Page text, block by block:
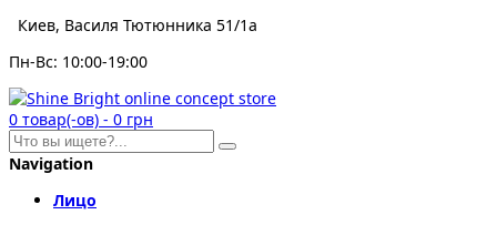
Киев, Василя Тютюнника 51/1а
Пн-Вс: 10:00-19:00
0 товар(-ов) - 0 грн
Navigation
Лицо